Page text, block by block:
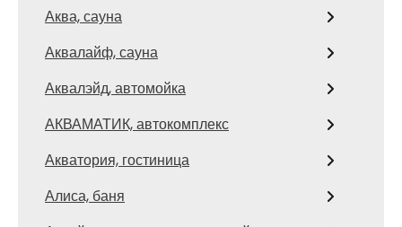
Аква, сауна
Аквалайф, сауна
Аквалэйд, автомойка
АКВАМАТИК, автокомплекс
Акватория, гостиница
Алиса, баня